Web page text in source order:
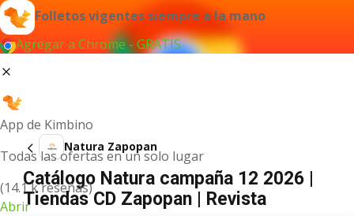
Folletos vigentes siempre a la mano
Agregar a Chrome - GRATIS
App de Kimbino
Todas las ofertas en un solo lugar
(14.1 k reseñas)
Abrir
Natura Zapopan
Catálogo Natura campaña 12 2026 |
Tiendas CD Zapopan | Revista